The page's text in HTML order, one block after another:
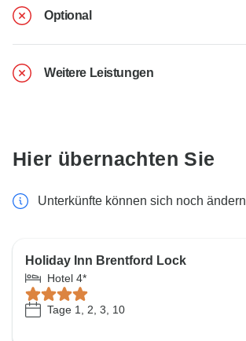
Optional
Weitere Leistungen
Hier übernachten Sie
Unterkünfte können sich noch ändern
Holiday Inn Brentford Lock
Hotel 4*
Tage 1, 2, 3, 10